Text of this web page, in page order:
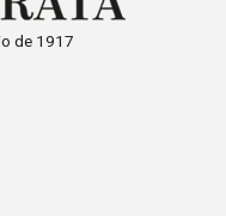
de 1917